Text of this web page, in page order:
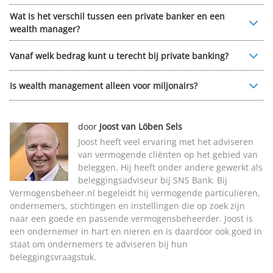
Wat is het verschil tussen een private banker en een
wealth manager?
Vanaf welk bedrag kunt u terecht bij private banking?
Is wealth management alleen voor miljonairs?
door Joost van Löben Sels
Joost heeft veel ervaring met het adviseren
van vermogende cliënten op het gebied van
beleggen. Hij heeft onder andere gewerkt als
beleggingsadviseur bij SNS Bank. Bij
Vermogensbeheer.nl begeleidt hij vermogende particulieren,
ondernemers, stichtingen en instellingen die op zoek zijn
naar een goede en passende vermogensbeheerder. Joost is
een ondernemer in hart en nieren en is daardoor ook goed in
staat om ondernemers te adviseren bij hun
beleggingsvraagstuk.